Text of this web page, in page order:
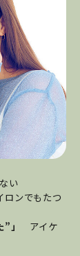
い
ロンでもたつ
」
アイケ